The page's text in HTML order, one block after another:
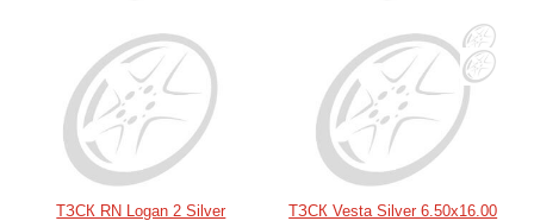
ТЗСК RN Logan 2 Silver
ТЗСК Vesta Silver 6.50x16.00